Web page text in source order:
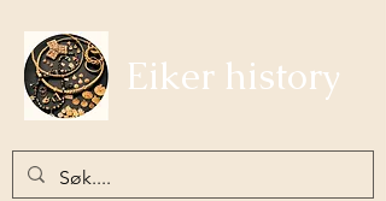
Eiker history